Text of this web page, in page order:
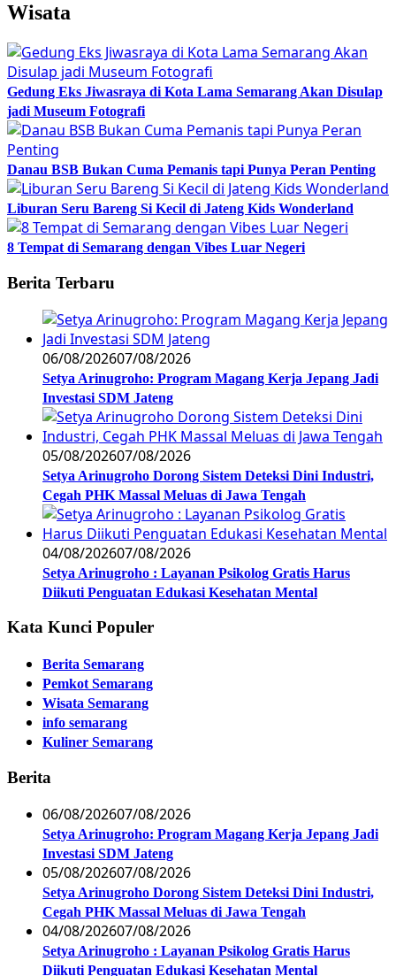
Wisata
Gedung Eks Jiwasraya di Kota Lama Semarang Akan Disulap
jadi Museum Fotografi
Danau BSB Bukan Cuma Pemanis tapi Punya Peran Penting
Liburan Seru Bareng Si Kecil di Jateng Kids Wonderland
8 Tempat di Semarang dengan Vibes Luar Negeri
Berita Terbaru
06/08/202607/08/2026
Setya Arinugroho: Program Magang Kerja Jepang Jadi
Investasi SDM Jateng
05/08/202607/08/2026
Setya Arinugroho Dorong Sistem Deteksi Dini Industri,
Cegah PHK Massal Meluas di Jawa Tengah
04/08/202607/08/2026
Setya Arinugroho : Layanan Psikolog Gratis Harus
Diikuti Penguatan Edukasi Kesehatan Mental
Kata Kunci Populer
Berita Semarang
Pemkot Semarang
Wisata Semarang
info semarang
Kuliner Semarang
Berita
06/08/202607/08/2026
Setya Arinugroho: Program Magang Kerja Jepang Jadi
Investasi SDM Jateng
05/08/202607/08/2026
Setya Arinugroho Dorong Sistem Deteksi Dini Industri,
Cegah PHK Massal Meluas di Jawa Tengah
04/08/202607/08/2026
Setya Arinugroho : Layanan Psikolog Gratis Harus
Diikuti Penguatan Edukasi Kesehatan Mental